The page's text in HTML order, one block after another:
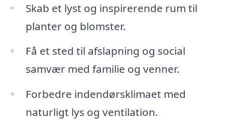
Skab et lyst og inspirerende rum til
planter og blomster.
Få et sted til afslapning og social
samvær med familie og venner.
Forbedre indendørsklimaet med
naturligt lys og ventilation.